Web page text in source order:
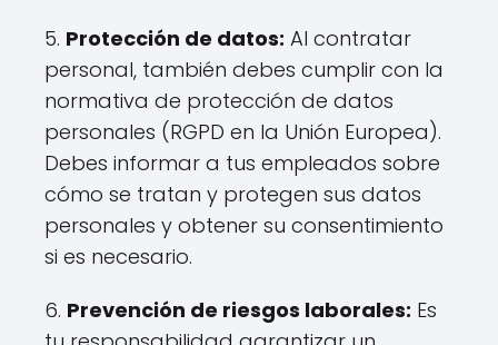
5. Protección de datos: Al contratar
personal, también debes cumplir con la
normativa de protección de datos
personales (RGPD en la Unión Europea).
Debes informar a tus empleados sobre
cómo se tratan y protegen sus datos
personales y obtener su consentimiento
si es necesario.
6. Prevención de riesgos laborales: Es